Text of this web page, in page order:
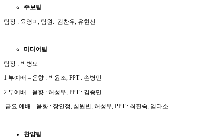
주보팀
팀장 : 육영미, 팀원: 김찬우, 유현선
미디어팀
팀장 : 박병모
1 부예배 – 음향 : 박윤조, PPT : 손병민
2 부예배 – 음향 : 허성우, PPT : 김종민
금요 예배 – 음향 : 장인정, 심원빈, 허성우, PPT : 최진숙, 임다소
찬양팀